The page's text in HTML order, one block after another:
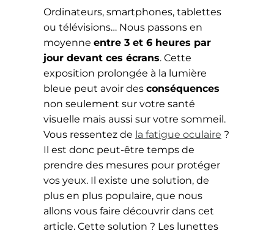
Ordinateurs, smartphones, tablettes
ou télévisions… Nous passons en
moyenne entre 3 et 6 heures par
jour devant ces écrans. Cette
exposition prolongée à la lumière
bleue peut avoir des conséquences
non seulement sur votre santé
visuelle mais aussi sur votre sommeil.
Vous ressentez de la fatigue oculaire ?
Il est donc peut-être temps de
prendre des mesures pour protéger
vos yeux. Il existe une solution, de
plus en plus populaire, que nous
allons vous faire découvrir dans cet
article. Cette solution ? Les lunettes